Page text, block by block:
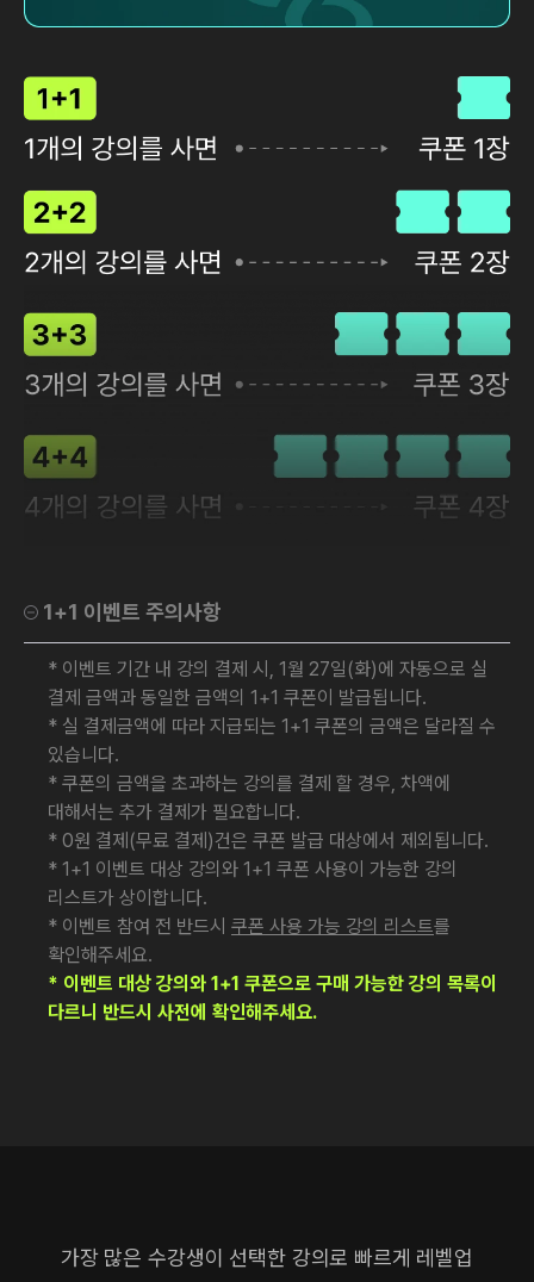
1+1 이벤트 주의사항
* 이벤트 기간 내 강의 결제 시, 1월 27일(화)에 자동으로 실
결제 금액과 동일한 금액의 1+1 쿠폰이 발급됩니다.
* 실 결제금액에 따라 지급되는 1+1 쿠폰의 금액은 달라질 수
있습니다.
* 쿠폰의 금액을 초과하는 강의를 결제 할 경우, 차액에
대해서는 추가 결제가 필요합니다.
* 0원 결제(무료 결제)건은 쿠폰 발급 대상에서 제외됩니다.
* 1+1 이벤트 대상 강의와 1+1 쿠폰 사용이 가능한 강의
리스트가 상이합니다.
* 이벤트 참여 전 반드시 쿠폰 사용 가능 강의 리스트를
확인해주세요.
* 이벤트 대상 강의와 1+1 쿠폰으로 구매 가능한 강의 목록이
다르니 반드시 사전에 확인해주세요.
가장 많은 수강생이 선택한 강의로 빠르게 레벨업